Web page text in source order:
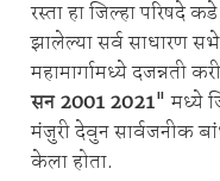
रस्ता हा जिल्हा परिषदे
झालेल्या सर्व साधारण
महामार्गामध्ये दजन्नती
सन 2001 2021" मध्ये
मंजुरी देवुन सार्वजनीक
केला होता.